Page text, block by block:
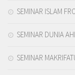
SEMINAR ISLAM
SEMINAR DUNIA
SEMINAR